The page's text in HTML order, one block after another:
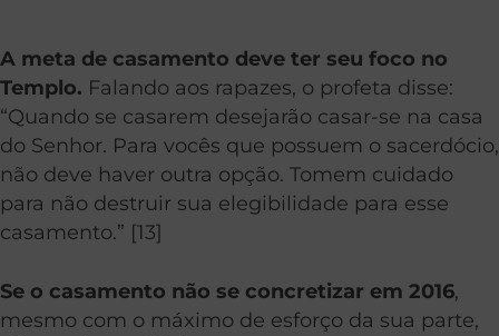
A meta de casamento deve ter seu foco no
Templo. Falando aos rapazes, o profeta disse:
“Quando se casarem desejarão casar-se na casa
do Senhor. Para vocês que possuem o sacerdócio,
não deve haver outra opção. Tomem cuidado
para não destruir sua elegibilidade para esse
casamento.” [13]
Se o casamento não se concretizar em 2016,
mesmo com o máximo de esforço da sua parte,